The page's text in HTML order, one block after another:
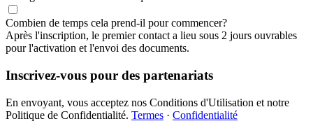
Combien de temps cela prend-il pour commencer?
Après l'inscription, le premier contact a lieu sous 2 jours ouvrables
pour l'activation et l'envoi des documents.
Inscrivez-vous pour des partenariats
En envoyant, vous acceptez nos Conditions d'Utilisation et notre
Politique de Confidentialité. Termes · Confidentialité